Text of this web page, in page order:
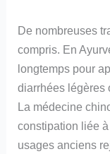
De nombreuses
compris. En
longtemps pour
diarrhées légères
La médecine
constipation liée
usages anciens